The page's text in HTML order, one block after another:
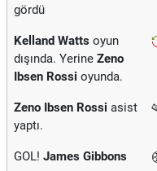
gördü
Kelland Watts oyun
dışında. Yerine Zeno
Ibsen Rossi oyunda.
Zeno Ibsen Rossi asist
yaptı.
GOL! James Gibbons